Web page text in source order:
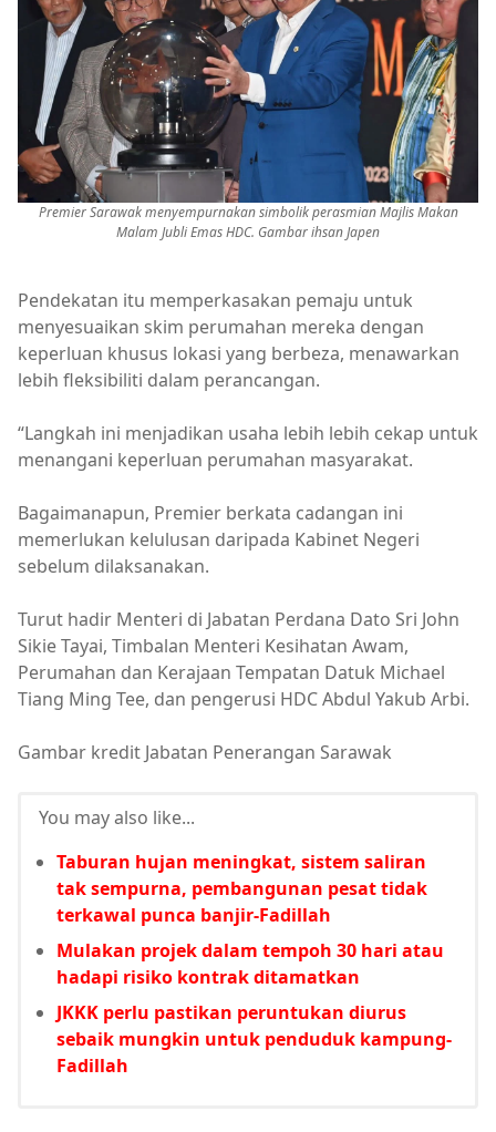
Premier Sarawak menyempurnakan simbolik perasmian Majlis Makan
Malam Jubli Emas HDC. Gambar ihsan Japen
Pendekatan itu memperkasakan pemaju untuk
menyesuaikan skim perumahan mereka dengan
keperluan khusus lokasi yang berbeza, menawarkan
lebih fleksibiliti dalam perancangan.
“Langkah ini menjadikan usaha lebih lebih cekap untuk
menangani keperluan perumahan masyarakat.
Bagaimanapun, Premier berkata cadangan ini
memerlukan kelulusan daripada Kabinet Negeri
sebelum dilaksanakan.
Turut hadir Menteri di Jabatan Perdana Dato Sri John
Sikie Tayai, Timbalan Menteri Kesihatan Awam,
Perumahan dan Kerajaan Tempatan Datuk Michael
Tiang Ming Tee, dan pengerusi HDC Abdul Yakub Arbi.
Gambar kredit Jabatan Penerangan Sarawak
You may also like...
Taburan hujan meningkat, sistem saliran
tak sempurna, pembangunan pesat tidak
terkawal punca banjir-Fadillah
Mulakan projek dalam tempoh 30 hari atau
hadapi risiko kontrak ditamatkan
JKKK perlu pastikan peruntukan diurus
sebaik mungkin untuk penduduk kampung-
Fadillah